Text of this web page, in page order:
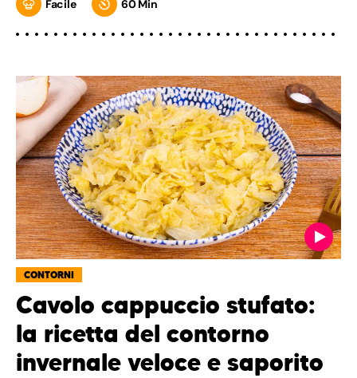
Facile 60 Min
CONTORNI
Cavolo cappuccio stufato:
la ricetta del contorno
invernale veloce e saporito